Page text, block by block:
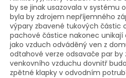
by se jinak usazovala v systému
byla by zdrojem nepříjemného
výpary zbavené tukových částic
pachové částice nakonec
jako vzduch odváděný ven z
odtahové verze odsavače par
venkovního vzduchu dovnitř
zpětné klapky v odvodním